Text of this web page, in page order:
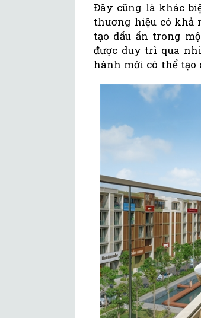
Đây cũng là khác
thương hiệu có khả
tạo dấu ấn trong
được duy trì qua
hành mới có thể